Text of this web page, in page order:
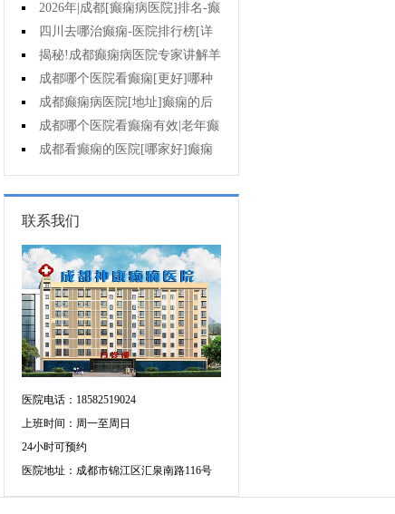
发作的原因有哪些?
2026年|成都[癫痫病医院]排名-癫
痫病要注意什么?
四川去哪治癫痫-医院排行榜[详
细排名]女性癫痫怎么治疗?
揭秘!成都癫痫病医院专家讲解羊
癫疯对不同年龄段病人的影响?
成都哪个医院看癫痫[更好]哪种
方法治母猪疯很有效?
成都癫痫病医院[地址]癫痫的后
遗症有什么?
成都哪个医院看癫痫有效|老年癫
痫早期的治疗?
成都看癫痫的医院[哪家好]癫痫
对病人的危害?
联系我们
医院电话：18582519024
上班时间：周一至周日
24小时可预约
医院地址：成都市锦江区汇泉南路116号